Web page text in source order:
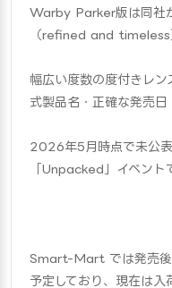
Warby Parker版は同社
（refined and timeless
幅広い度数の度付きレン
式製品名・正確な発売日
2026年5月時点で未公
「Unpacked」イベント
Smart-Mart では発売後
予定しており、現在は